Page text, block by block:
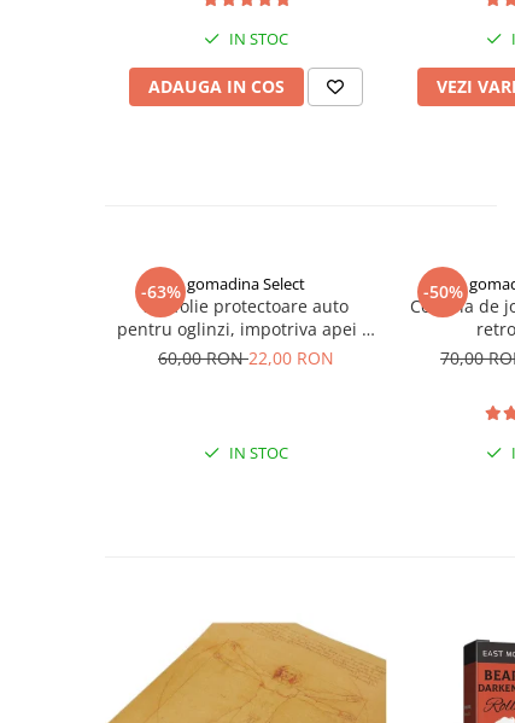
Produse digitale (download)
IN STOC
ADAUGA IN COS VEZI
-63% gomadina Select
Set folie protectoare auto
pentru oglinzi, impotriva apei si
aburului, Film Protect
60,00 RON22,00 RON
IN STOC
-50%
Consola de
70,00